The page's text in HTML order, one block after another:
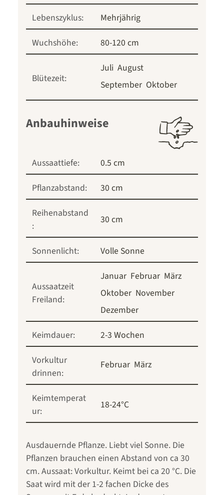
Lebenszyklus:
Mehrjährig
Wuchshöhe:
80-120 cm
Blütezeit:
Juli August
September Oktober
Anbauhinweise
Aussaattiefe:
0.5 cm
Pflanzabstand:
30 cm
Reihenabstand
:
30 cm
Sonnenlicht: Volle Sonne
Aussaatzeit
Freiland:
Januar Februar März
Oktober November
Dezember
Keimdauer:
2-3 Wochen
Vorkultur
drinnen:
Februar März
Keimtemperat
ur:
18-24°C
Ausdauernde Pflanze. Liebt viel Sonne. Die
Pflanzen brauchen einen Abstand von ca 30
cm. Aussaat: Vorkultur. Keimt bei ca 20 °C. Die
Saat wird mit der 1-2 fachen Dicke des